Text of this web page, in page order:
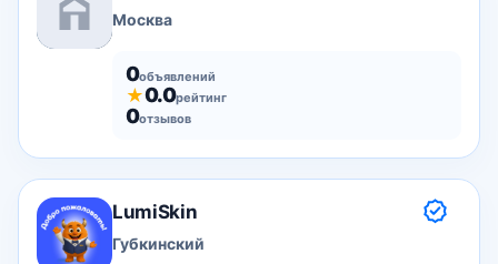
Москва
0объявлений
★0.0рейтинг
0отзывов
LumiSkin
Губкинский